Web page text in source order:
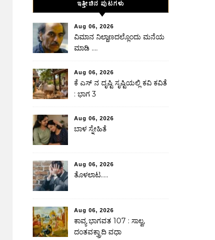
ಇತ್ತೀಚಿನ ಪುಟಗಳು
Aug 06, 2026
ವಿಮಾನ ನಿಲ್ದಾಣದಲ್ಲೊಂದು ಮನೆಯ
ಮಾಡಿ ….
Aug 06, 2026
ಕೆ ಎಸ್ ನ ದೃಷ್ಟಿ ಸೃಷ್ಟಿಯಲ್ಲಿ ಕವಿ ಕವಿತೆ
: ಭಾಗ 3
Aug 06, 2026
ಬಾಳ ಸ್ನೇಹಿತೆ
Aug 06, 2026
ತೊಳಲಾಟ…..
Aug 06, 2026
ಕಾವ್ಯ ಭಾಗವತ 107 : ಸಾಲ್ವ,
ದಂತವಕ್ತ್ರಾದಿ ವಧಾ